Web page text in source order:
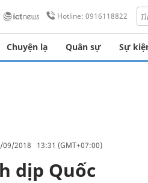
Hotline: 0916118822
Chuyện lạ Quân sự Sự
09/2018 13:31 (GMT+07:00)
dịp Quốc